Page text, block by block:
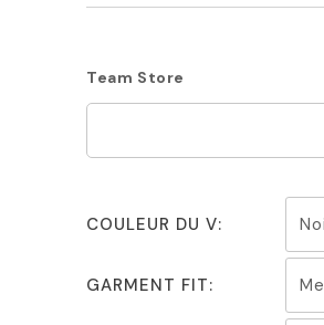
Team Store
COULEUR DU V:
GARMENT FIT: